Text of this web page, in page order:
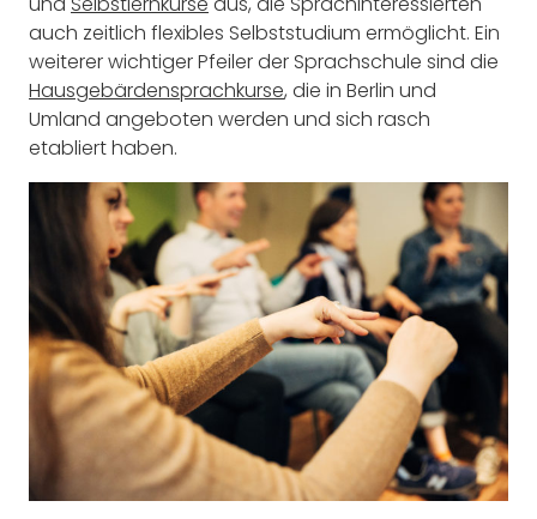
auch zeitlich flexibles Selbststudium ermöglicht. Ein
weiterer wichtiger Pfeiler der Sprachschule sind die
Hausgebärdensprachkurse, die in Berlin und
Umland angeboten werden und sich rasch
etabliert haben.